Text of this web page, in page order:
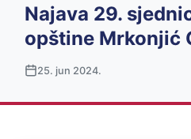
Najava 29.
opštine Mrkonjić
25. jun 2024.